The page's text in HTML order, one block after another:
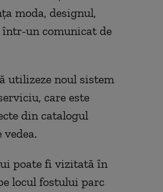
moda, designul,
într-un comunicat de
utilizeze noul sistem
care este
din catalogul
poate fi vizitată în
locul fostului parc